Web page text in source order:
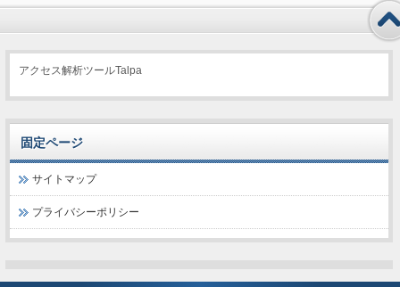
アクセス解析ツールTalpa
固定ページ
サイトマップ
プライバシーポリシー